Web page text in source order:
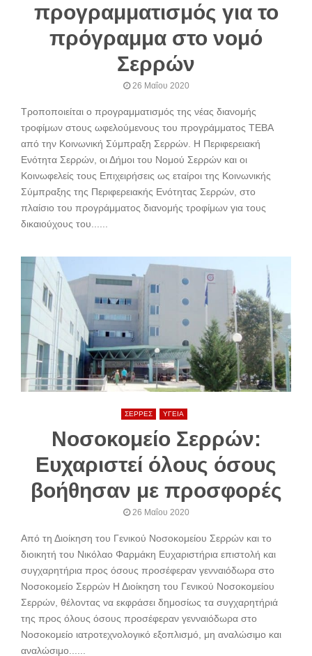
προγραμματισμός για το
πρόγραμμα στο νομό
Σερρών
26 Μαΐου 2020
Τροποποιείται ο προγραμματισμός της νέας διανομής
τροφίμων στους ωφελούμενους του προγράμματος ΤΕΒΑ
από την Κοινωνική Σύμπραξη Σερρών. Η Περιφερειακή
Ενότητα Σερρών, οι Δήμοι του Νομού Σερρών και οι
Κοινωφελείς τους Επιχειρήσεις ως εταίροι της Κοινωνικής
Σύμπραξης της Περιφερειακής Ενότητας Σερρών, στο
πλαίσιο του προγράμματος διανομής τροφίμων για τους
δικαιούχους του......
ΣΕΡΡΕΣ ΥΓΕΙΑ
Νοσοκομείο Σερρών:
Ευχαριστεί όλους όσους
βοήθησαν με προσφορές
26 Μαΐου 2020
Από τη Διοίκηση του Γενικού Νοσοκομείου Σερρών και το
διοικητή του Νικόλαο Φαρμάκη Ευχαριστήρια επιστολή και
συγχαρητήρια προς όσους προσέφεραν γενναιόδωρα στο
Νοσοκομείο Σερρών Η Διοίκηση του Γενικού Νοσοκομείου
Σερρών, θέλοντας να εκφράσει δημοσίως τα συγχαρητήριά
της προς όλους όσους προσέφεραν γενναιόδωρα στο
Νοσοκομείο ιατροτεχνολογικό εξοπλισμό, μη αναλώσιμο και
αναλώσιμο......